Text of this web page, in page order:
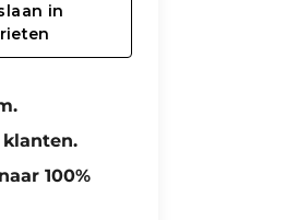
in
100%